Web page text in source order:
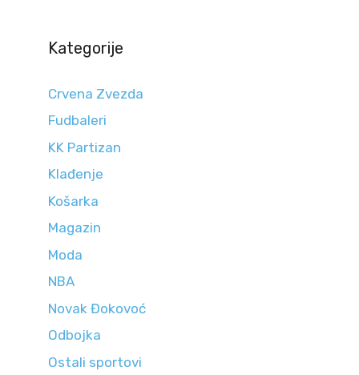
Kategorije
Crvena Zvezda
Fudbaleri
KK Partizan
Klađenje
Košarka
Magazin
Moda
NBA
Novak Đokovoć
Odbojka
Ostali sportovi